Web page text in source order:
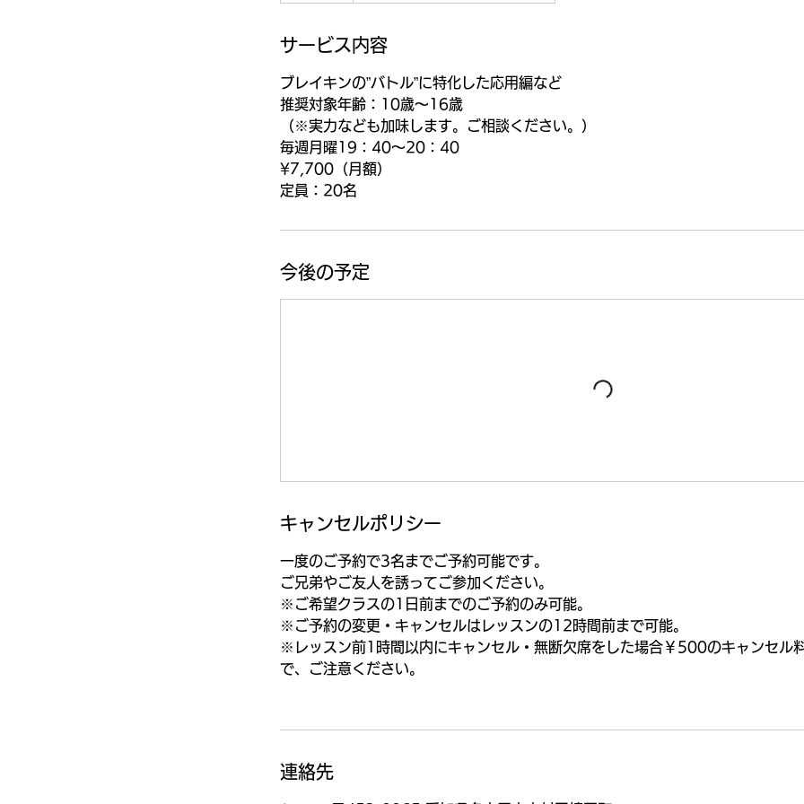
サービス内容
ブレイキンの”バトル”に特化した応用編など
推奨対象年齢：10歳〜16歳
（※実力なども加味します。ご相談ください。）
毎週月曜19：40〜20：40
¥7,700（月額）
​定員：20名
今後の予定
キャンセルポリシー
一度のご予約で3名までご予約可能です。
ご兄弟やご友人を誘ってご参加ください。
※ご希望クラスの1日前までのご予約のみ可能。
※ご予約の変更・キャンセルはレッスンの12時間前まで可能。
※レッスン前1時間以内にキャンセル・無断欠席をした場合￥500のキャンセル
で、ご注意ください。
連絡先